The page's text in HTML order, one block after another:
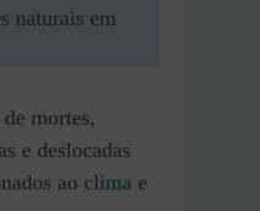
naturais em
mortes,
e deslocadas
ao clima e